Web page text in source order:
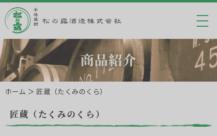
ホーム ＞ 匠蔵（たくみのくら）
匠蔵（たくみのくら）